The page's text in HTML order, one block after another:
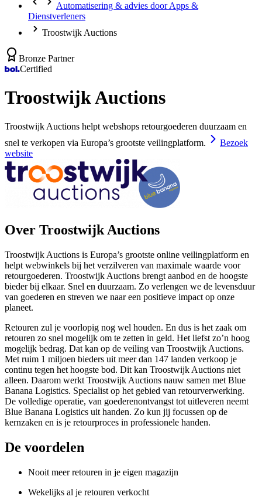
Automatisering & advies door Apps &
Dienstverleners
Troostwijk Auctions
Bronze Partner
Certified
Troostwijk Auctions
Troostwijk Auctions helpt webshops retourgoederen duurzaam en
snel te verkopen via Europa’s grootste veilingplatform.
Bezoek
website
Over Troostwijk Auctions
Troostwijk Auctions is Europa’s grootste online veilingplatform en
helpt webwinkels bij het verzilveren van maximale waarde voor
retourgoederen. Troostwijk Auctions brengt aanbod en de hoogste
bieder bij elkaar. Snel en duurzaam. Zo verlengen we de levensduur
van goederen en streven we naar een positieve impact op onze
planeet.
Retouren zul je voorlopig nog wel houden. En dus is het zaak om
retouren zo snel mogelijk om te zetten in geld. Het liefst zo’n hoog
mogelijk bedrag. Dat kan op de veiling van Troostwijk Auctions.
Met ruim 1 miljoen bieders uit meer dan 147 landen verkoop je
continu tegen het hoogste bod. Dit kan Troostwijk Auctions niet
alleen. Daarom werkt Troostwijk Auctions nauw samen met Blue
Banana Logistics. Specialist op het gebied van retourverwerking.
De volledige operatie, van goederenontvangst tot uitleveren neemt
Blue Banana Logistics uit handen. Zo kun jij focussen op de
kernzaken en is je retourproces in professionele handen.
De voordelen
Nooit meer retouren in je eigen magazijn
Wekelijks al je retouren verkocht